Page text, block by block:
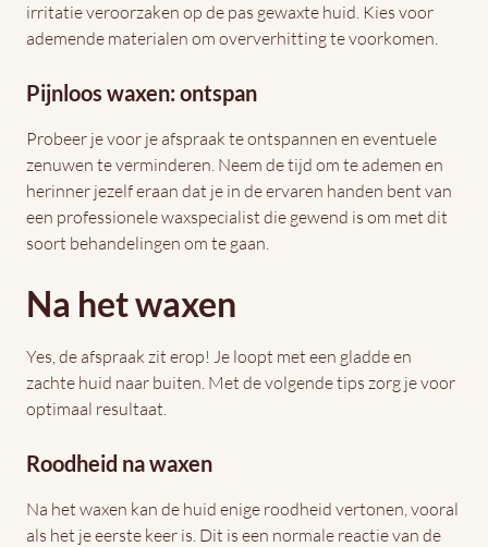
irritatie veroorzaken op de pas gewaxte huid. Kies voor
ademende materialen om oververhitting te voorkomen.
Pijnloos waxen: ontspan
Probeer je voor je afspraak te ontspannen en eventuele
zenuwen te verminderen. Neem de tijd om te ademen en
herinner jezelf eraan dat je in de ervaren handen bent van
een professionele waxspecialist die gewend is om met dit
soort behandelingen om te gaan.
Na het waxen
Yes, de afspraak zit erop! Je loopt met een gladde en
zachte huid naar buiten. Met de volgende tips zorg je voor
optimaal resultaat.
Roodheid na waxen
Na het waxen kan de huid enige roodheid vertonen, vooral
als het je eerste keer is. Dit is een normale reactie van de